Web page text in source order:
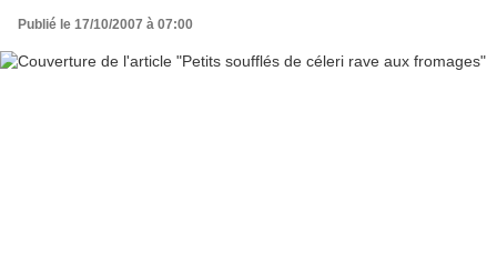
Publié le 17/10/2007 à 07:00